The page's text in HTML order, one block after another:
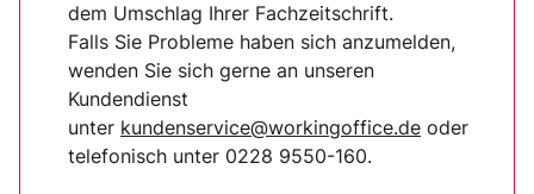
dem Umschlag Ihrer Fachzeitschrift.
Falls Sie Probleme haben sich anzumelden,
wenden Sie sich gerne an unseren
Kundendienst
unter kundenservice@workingoffice.de oder
telefonisch unter 0228 9550-160.